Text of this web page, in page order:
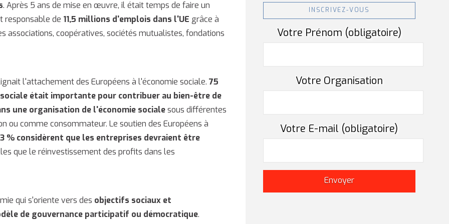
. Après 5 ans de mise en œuvre, il était temps de faire un
responsable de 11,5 millions d'emplois dans l'UE grâce à
associations, coopératives, sociétés mutualistes, fondations
l'attachement des Européens à l'économie sociale.75
était importante pour contribuer au bien-être de
une organisation de l'économie socialesous différentes
ou comme consommateur. Le soutien des Européens à
% considèrent que les entreprises devraient être
que le réinvestissement des profits dans les
qui s'oriente vers des objectifs sociaux et
de gouvernance participatif ou démocratique.
INSCRIVEZ-VOUS
Votre Prénom (obligatoire)
Votre Organisation
Votre E-mail (obligatoire)